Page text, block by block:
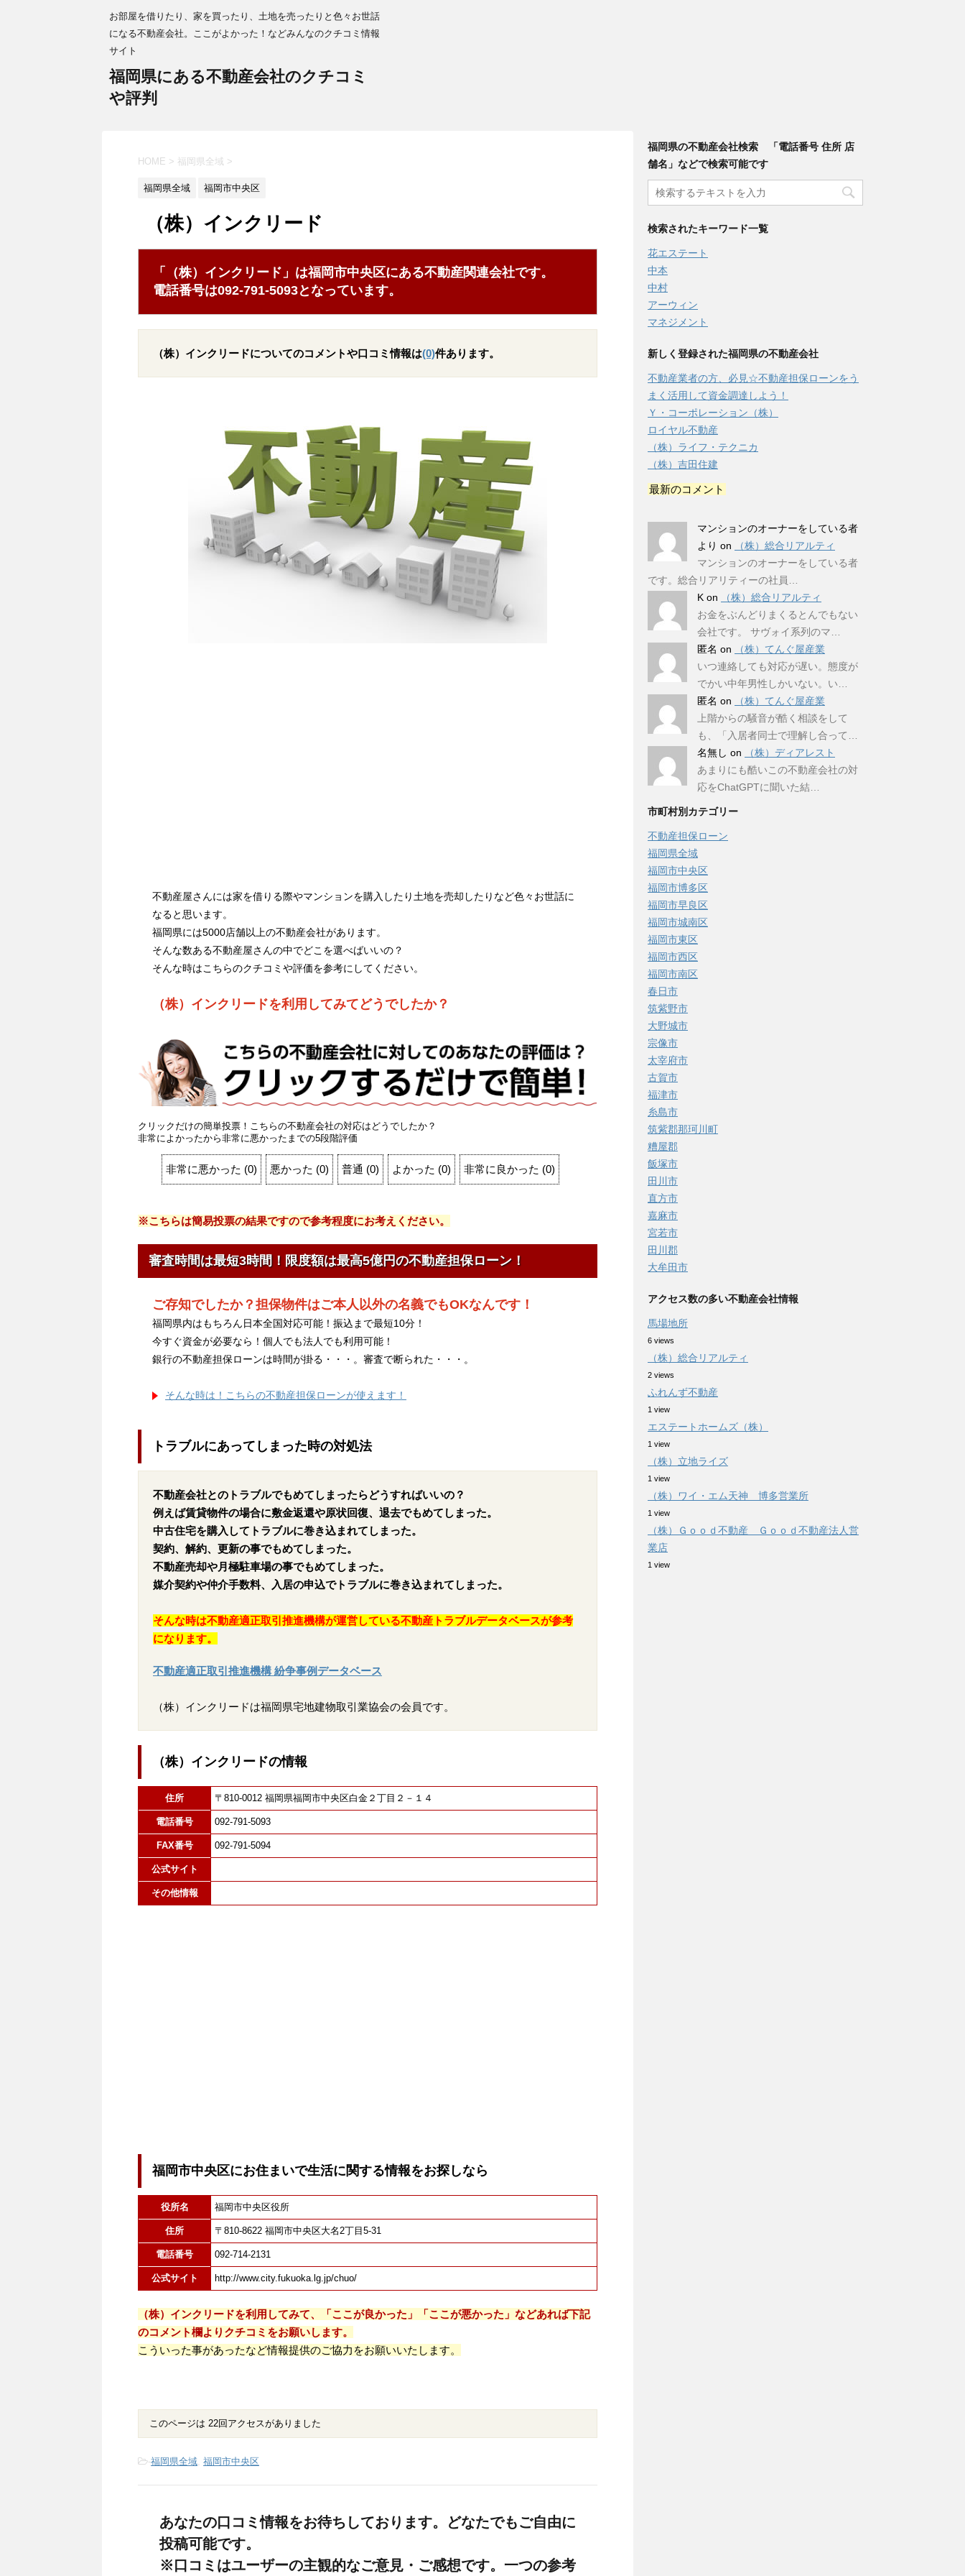
お部屋を借りたり、家を買ったり、土地を売ったりと色々お世話
になる不動産会社。ここがよかった！などみんなのクチコミ情報
サイト
福岡県にある不動産会社のクチコミ
や評判
HOME > 福岡県全域 >
福岡県全域 福岡市中央区
（株）インクリード
「（株）インクリード」は福岡市中央区にある不動産関連会社です。
電話番号は092-791-5093となっています。
（株）インクリードについてのコメントや口コミ情報は(0)件あります。
不動産屋さんには家を借りる際やマンションを購入したり土地を売却したりなど色々お世話に
なると思います。
福岡県には5000店舗以上の不動産会社があります。
そんな数ある不動産屋さんの中でどこを選べばいいの？
そんな時はこちらのクチコミや評価を参考にしてください。
（株）インクリードを利用してみてどうでしたか？
クリックだけの簡単投票！こちらの不動産会社の対応はどうでしたか？
非常によかったから非常に悪かったまでの5段階評価
非常に悪かった (0) 悪かった (0) 普通 (0) よかった (0) 非常に良かった (0)
※こちらは簡易投票の結果ですので参考程度にお考えください。
審査時間は最短3時間！限度額は最高5億円の不動産担保ローン！
ご存知でしたか？担保物件はご本人以外の名義でもOKなんです！
福岡県内はもちろん日本全国対応可能！振込まで最短10分！
今すぐ資金が必要なら！個人でも法人でも利用可能！
銀行の不動産担保ローンは時間が掛る・・・。審査で断られた・・・。
そんな時は！こちらの不動産担保ローンが使えます！
トラブルにあってしまった時の対処法
不動産会社とのトラブルでもめてしまったらどうすればいいの？
例えば賃貸物件の場合に敷金返還や原状回復、退去でもめてしまった。
中古住宅を購入してトラブルに巻き込まれてしまった。
契約、解約、更新の事でもめてしまった。
不動産売却や月極駐車場の事でもめてしまった。
媒介契約や仲介手数料、入居の申込でトラブルに巻き込まれてしまった。
そんな時は不動産適正取引推進機構が運営している不動産トラブルデータベースが参考
になります。
不動産適正取引推進機構 紛争事例データベース
（株）インクリードは福岡県宅地建物取引業協会の会員です。
（株）インクリードの情報
住所 〒810-0012 福岡県福岡市中央区白金２丁目２－１４
電話番号 092-791-5093
FAX番号 092-791-5094
公式サイト
その他情報
福岡市中央区にお住まいで生活に関する情報をお探しなら
役所名 福岡市中央区役所
住所 〒810-8622 福岡市中央区大名2丁目5-31
電話番号 092-714-2131
公式サイト http://www.city.fukuoka.lg.jp/chuo/
（株）インクリードを利用してみて、「ここが良かった」「ここが悪かった」などあれば下記
のコメント欄よりクチコミをお願いします。
こういった事があったなど情報提供のご協力をお願いいたします。
このページは 22回アクセスがありました
-福岡県全域, 福岡市中央区
あなたの口コミ情報をお待ちしております。どなたでもご自由に
投稿可能です。
※口コミはユーザーの主観的なご意見・ご感想です。一つの参考
福岡県の不動産会社検索 「電話番号 住所 店
舗名」などで検索可能です
検索されたキーワード一覧
花エステート
中本
中村
アーウィン
マネジメント
新しく登録された福岡県の不動産会社
不動産業者の方、必見☆不動産担保ローンをう
まく活用して資金調達しよう！
Ｙ・コーポレーション（株）
ロイヤル不動産
（株）ライフ・テクニカ
（株）吉田住建
最新のコメント
マンションのオーナーをしている者
より on
（株）総合リアルティ
マンションのオーナーをしている者
です。総合リアリティーの社員…
K on
（株）総合リアルティ
お金をぶんどりまくるとんでもない
会社です。 サヴォイ系列のマ…
匿名 on
（株）てんぐ屋産業
いつ連絡しても対応が遅い。態度が
でかい中年男性しかいない。い…
匿名 on
（株）てんぐ屋産業
上階からの騒音が酷く相談をして
も、「入居者同士で理解し合って…
名無し on
（株）ディアレスト
あまりにも酷いこの不動産会社の対
応をChatGPTに聞いた結…
市町村別カテゴリー
不動産担保ローン
福岡県全域
福岡市中央区
福岡市博多区
福岡市早良区
福岡市城南区
福岡市東区
福岡市西区
福岡市南区
春日市
筑紫野市
大野城市
宗像市
太宰府市
古賀市
福津市
糸島市
筑紫郡那珂川町
糟屋郡
飯塚市
田川市
直方市
嘉麻市
宮若市
田川郡
大牟田市
アクセス数の多い不動産会社情報
馬場地所
6 views
（株）総合リアルティ
2 views
ふれんず不動産
1 view
エステートホームズ（株）
1 view
（株）立地ライズ
1 view
（株）ワイ・エム天神 博多営業所
1 view
（株）Ｇｏｏｄ不動産 Ｇｏｏｄ不動産法人営
業店
1 view